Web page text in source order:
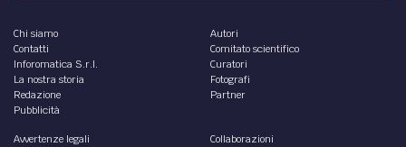
Chi siamo
Contatti
Inforomatica S.r.l.
La nostra storia
Redazione
Pubblicità
Autori
Comitato scientifico
Curatori
Fotografi
Partner
Avvertenze legali Collaborazioni